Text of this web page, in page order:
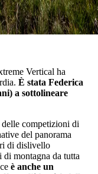
Vertical ha
È stata Federica
a sottolineare
competizioni di
del panorama
di dislivello
di montagna da tutta
è anche un